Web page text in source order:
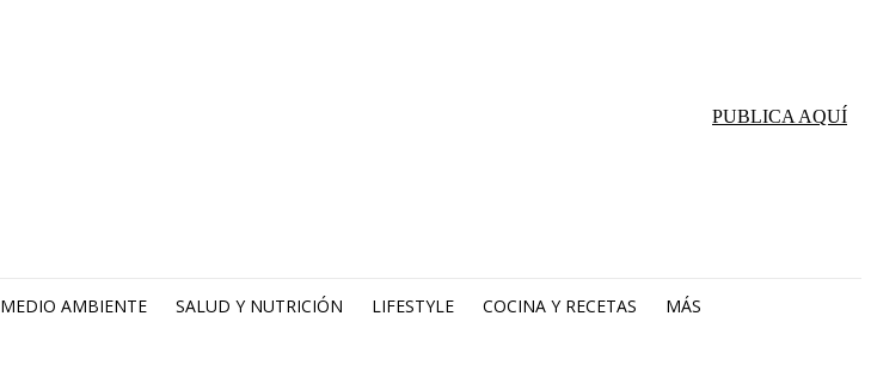
PUBLICA AQUÍ
MEDIO AMBIENTE SALUD Y NUTRICIÓN LIFESTYLE COCINA Y RECETAS MÁS